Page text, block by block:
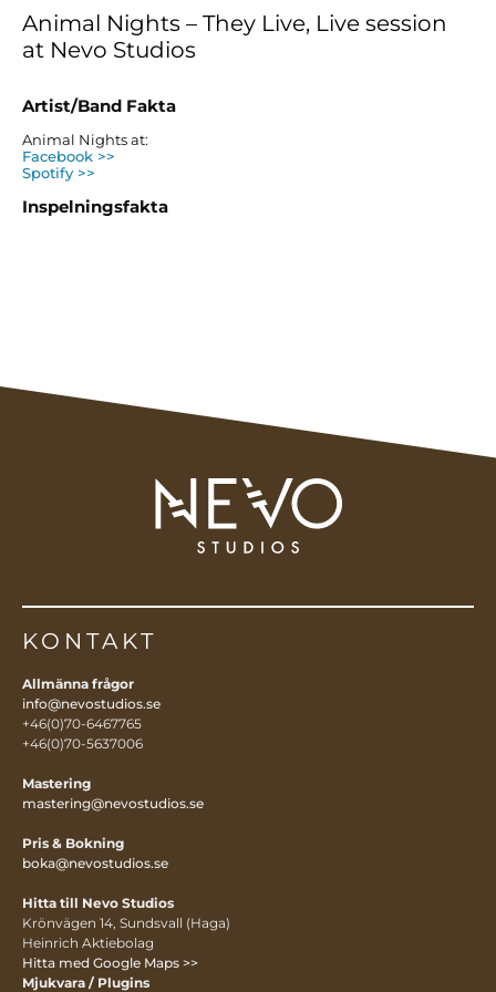
Animal Nights – They Live, Live session
at Nevo Studios
Artist/Band Fakta
Animal Nights at:
Facebook >>
Spotify >>
Inspelningsfakta
KONTAKT
Allmänna frågor
info@nevostudios.se
+46(0)70-6467765
+46(0)70-5637006
Mastering
mastering@nevostudios.se
Pris & Bokning
boka@nevostudios.se
Hitta till Nevo Studios
Krönvägen 14, Sundsvall (Haga)
Heinrich Aktiebolag
Hitta med Google Maps >>
Mjukvara / Plugins